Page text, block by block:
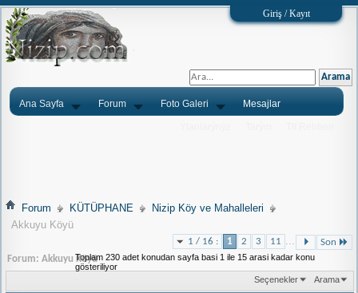
Giriş / Kayıt
Ana Sayfa Forum Foto Galeri Mesajlar
Forum KÜTÜPHANE
Nizip Köy ve Mahalleleri
Akkuyu Köyü
1 / 16 : 1 2 3 11 ... Son
Toplam 230 adet konudan sayfa basi 1 ile 15 arasi kadar konu
gösteriliyor
Forum: Akkuyu Köyü
Seçenekler Arama